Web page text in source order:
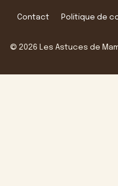
Contact Politique de
© 2026 Les Astuces de